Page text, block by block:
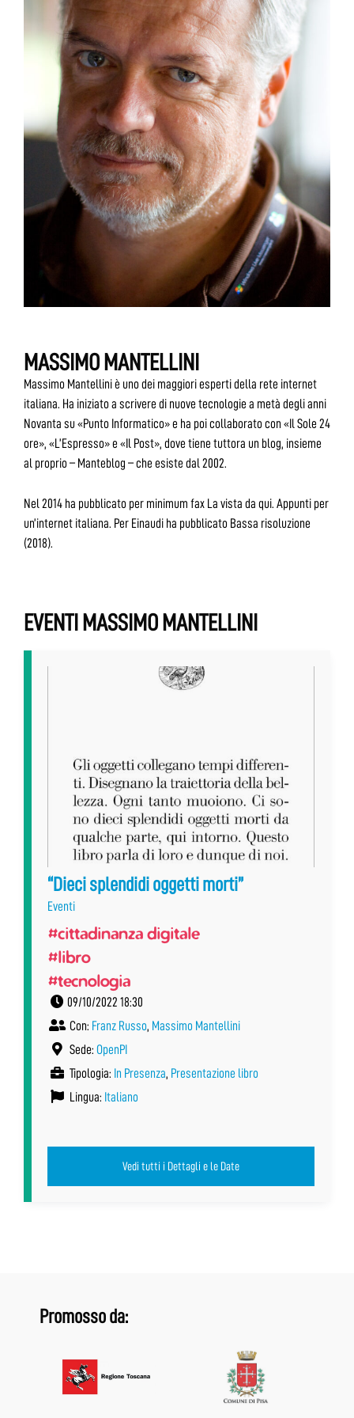
MASSIMO MANTELLINI
Massimo Mantellini è uno dei maggiori esperti della rete internet
italiana. Ha iniziato a scrivere di nuove tecnologie a metà degli anni
Novanta su «Punto Informatico» e ha poi collaborato con «Il Sole 24
ore», «L’Espresso» e «Il Post», dove tiene tuttora un blog, insieme
al proprio – Manteblog – che esiste dal 2002.
Nel 2014 ha pubblicato per minimum fax La vista da qui. Appunti per
un’internet italiana. Per Einaudi ha pubblicato Bassa risoluzione
(2018).
EVENTI MASSIMO MANTELLINI
“Dieci splendidi oggetti morti”
Eventi
#cittadinanza digitale
#libro
#tecnologia
09/10/2022 18:30
Con: Franz Russo, Massimo Mantellini
Sede: OpenPI
Tipologia: In Presenza, Presentazione libro
Lingua: Italiano
Vedi tutti i Dettagli e le Date
Promosso da: